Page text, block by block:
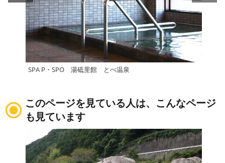
SPA P・SPO 湯砥里館 とべ温泉
このページを見ている人は、こんなページ
も見ています